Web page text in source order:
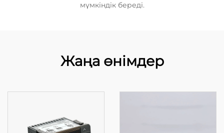
мүмкіндік береді.
Жаңа өнімдер